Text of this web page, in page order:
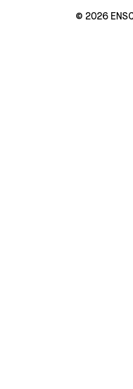
© 2026